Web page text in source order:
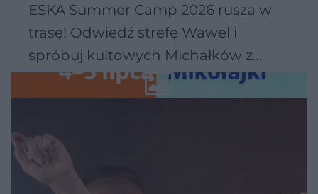
ESKA Summer Camp 2026 rusza w
trasę! Odwiedź strefę Wawel i
spróbuj kultowych Michałków z
Wawelu